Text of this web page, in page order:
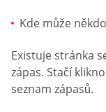
Kde může
Existuje stránka
zápas. Stačí
seznam zápasů.